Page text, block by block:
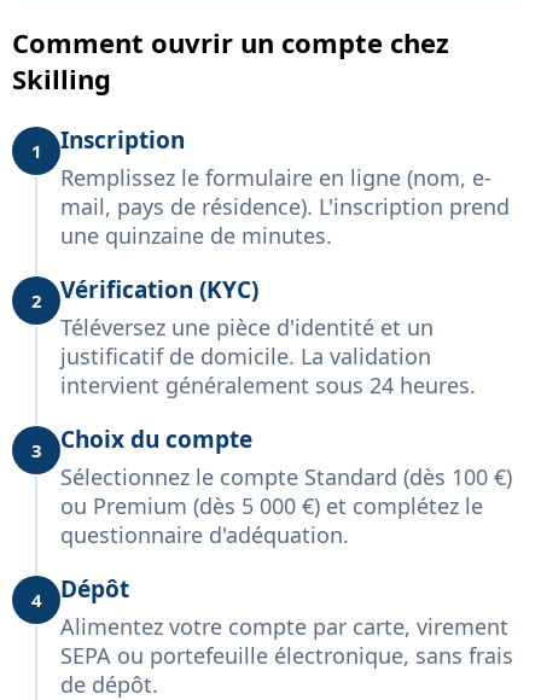
Comment ouvrir un compte chez
Skilling
1 Inscription
Remplissez le formulaire en ligne (nom, e-
mail, pays de résidence). L'inscription prend
une quinzaine de minutes.
2 Vérification (KYC)
Téléversez une pièce d'identité et un
justificatif de domicile. La validation
intervient généralement sous 24 heures.
3 Choix du compte
Sélectionnez le compte Standard (dès 100 €)
ou Premium (dès 5 000 €) et complétez le
questionnaire d'adéquation.
4 Dépôt
Alimentez votre compte par carte, virement
SEPA ou portefeuille électronique, sans frais
de dépôt.